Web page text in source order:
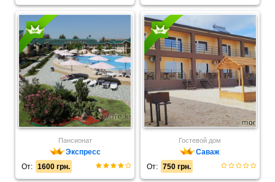
Пансионат
Экспресс
От:
1600 грн.
Гостевой дом
Саваж
От:
750 грн.